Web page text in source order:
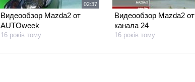
02:37
Видеообзор Mazda2 от
AUTOweek
16 років тому
Видеообзор Mazda2 от
канала 24
16 років тому